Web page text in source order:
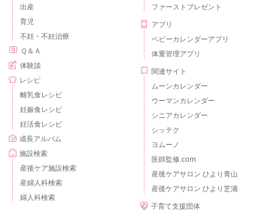
出産
育児
不妊・不妊治療
Ｑ＆Ａ
体験談
レシピ
離乳食レシピ
妊娠食レシピ
妊活食レシピ
成長アルバム
施設検索
産後ケア施設検索
産婦人科検索
婦人科検索
ファーストプレゼント
アプリ
ベビーカレンダーアプリ
体重管理アプリ
関連サイト
ムーンカレンダー
ウーマンカレンダー
シニアカレンダー
シッテク
ヨムーノ
医師監修.com
産後ケアサロン ひより青山
産後ケアサロン ひより芝浦
子育て支援団体